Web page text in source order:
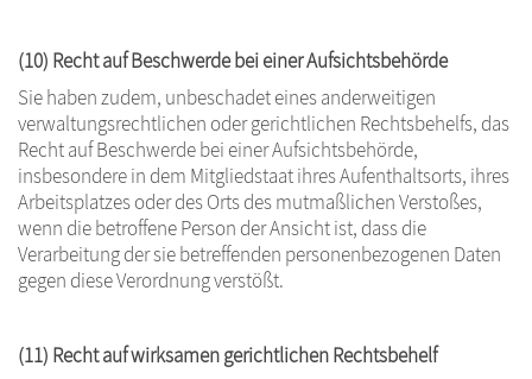
(10) Recht auf Beschwerde bei einer Aufsichtsbehörde
Sie haben zudem, unbeschadet eines anderweitigen
verwaltungsrechtlichen oder gerichtlichen Rechtsbehelfs, das
Recht auf Beschwerde bei einer Aufsichtsbehörde,
insbesondere in dem Mitgliedstaat ihres Aufenthaltsorts, ihres
Arbeitsplatzes oder des Orts des mutmaßlichen Verstoßes,
wenn die betroffene Person der Ansicht ist, dass die
Verarbeitung der sie betreffenden personenbezogenen Daten
gegen diese Verordnung verstößt.
(11) Recht auf wirksamen gerichtlichen Rechtsbehelf